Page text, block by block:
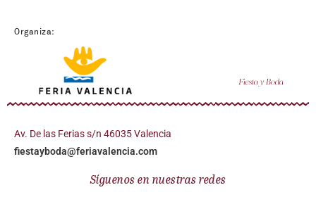
Organiza:
Av. De las Ferias s/n 46035 Valencia
fiestayboda@feriavalencia.com
Síguenos en nuestras redes